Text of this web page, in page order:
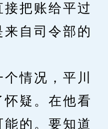
把账给平过
自司令部的
情况，平川
怀疑。在他看
的。要知道